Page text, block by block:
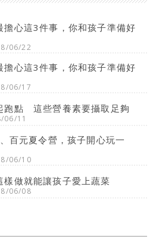
擔心這3件事，你和孩子準備好
06/22
擔心這3件事，你和孩子準備好
06/17
跑點 這些營養素要攝取足夠
06/11
百元夏令營，孩子開心玩一
06/10
樣做就能讓孩子愛上蔬菜
06/08